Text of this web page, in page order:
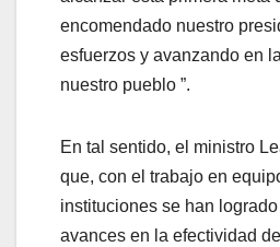
encomendado nuestro
esfuerzos y avanzando en
nuestro pueblo ”.
En tal sentido, el ministro
que, con el trabajo en
instituciones se han
avances en la efectividad